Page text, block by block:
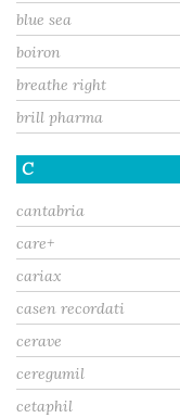
blue sea
boiron
breathe right
brill pharma
C
cantabria
care+
cariax
casen recordati
cerave
ceregumil
cetaphil